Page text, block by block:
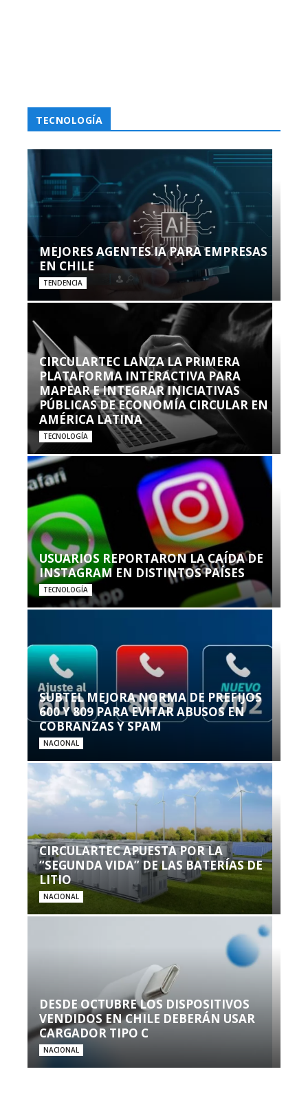
TECNOLOGÍA
MEJORES AGENTES IA PARA EMPRESAS
EN CHILE
TENDENCIA
CIRCULARTEC LANZA LA PRIMERA
PLATAFORMA INTERACTIVA PARA
MAPEAR E INTEGRAR INICIATIVAS
PÚBLICAS DE ECONOMÍA CIRCULAR EN
AMÉRICA LATINA
TECNOLOGÍA
USUARIOS REPORTARON LA CAÍDA DE
INSTAGRAM EN DISTINTOS PAÍSES
TECNOLOGÍA
SUBTEL MEJORA NORMA DE PREFIJOS
600 Y 809 PARA EVITAR ABUSOS EN
COBRANZAS Y SPAM
NACIONAL
CIRCULARTEC APUESTA POR LA
“SEGUNDA VIDA” DE LAS BATERÍAS DE
LITIO
NACIONAL
DESDE OCTUBRE LOS DISPOSITIVOS
VENDIDOS EN CHILE DEBERÁN USAR
CARGADOR TIPO C
NACIONAL